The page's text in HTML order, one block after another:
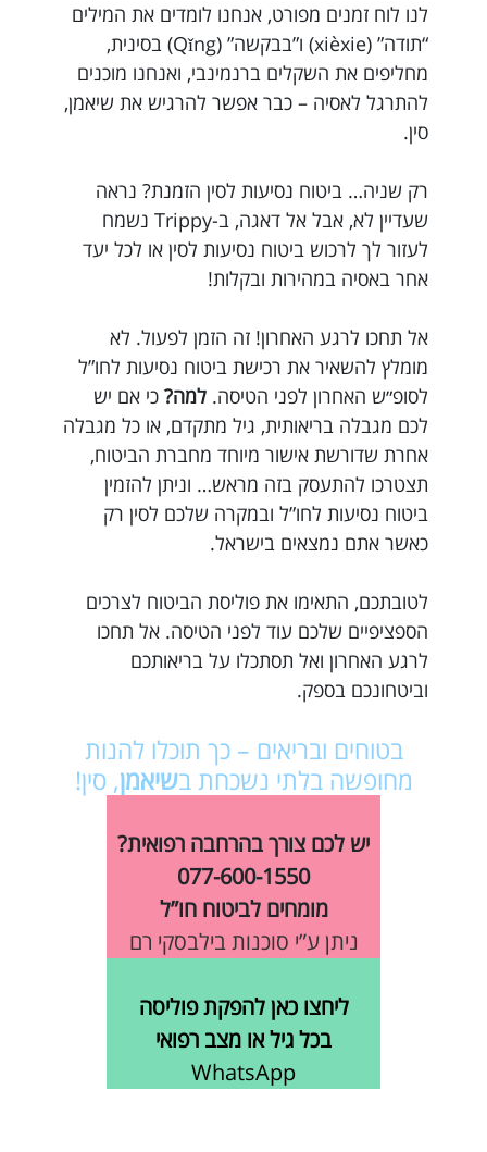
לנו לוח זמנים מפורט, אנחנו לומדים את המילים
“תודה” (xièxie) ו”בבקשה” (Qǐng) בסינית,
מחליפים את השקלים ברנמינבי, ואנחנו מוכנים
להתרגל לאסיה – כבר אפשר להרגיש את שיאמן,
סין.
רק שניה… ביטוח נסיעות לסין הזמנת? נראה
שעדיין לא, אבל אל דאגה, ב-Trippy נשמח
לעזור לך לרכוש ביטוח נסיעות לסין או לכל יעד
אחר באסיה במהירות ובקלות!
אל תחכו לרגע האחרון! זה הזמן לפעול. לא
מומלץ להשאיר את רכישת ביטוח נסיעות לחו”ל
לסופ״ש האחרון לפני הטיסה. למה? כי אם יש
לכם מגבלה בריאותית, גיל מתקדם, או כל מגבלה
אחרת שדורשת אישור מיוחד מחברת הביטוח,
תצטרכו להתעסק בזה מראש… וניתן להזמין
ביטוח נסיעות לחו”ל ובמקרה שלכם לסין רק
כאשר אתם נמצאים בישראל.
לטובתכם, התאימו את פוליסת הביטוח לצרכים
הספציפיים שלכם עוד לפני הטיסה. אל תחכו
לרגע האחרון ואל תסתכלו על בריאותכם
וביטחונכם בספק.
בטוחים ובריאים – כך תוכלו להנות
מחופשה בלתי נשכחת בשיאמן, סין!
יש לכם צורך בהרחבה רפואית?
077-600-1550
מומחים לביטוח חו”ל
ניתן ע”י סוכנות בילבסקי רם
ליחצו כאן להפקת פוליסה
בכל גיל או מצב רפואי
WhatsApp